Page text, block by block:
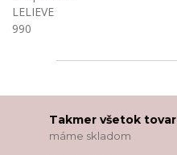
Takmer všetok tovar
máme skladom